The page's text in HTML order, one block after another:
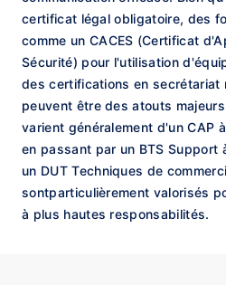
certificat légal obligatoire, des
comme un CACES (Certificat
Sécurité) pour l'utilisation
des certifications en secrétariat
peuvent être des atouts
varient généralement d'un CAP
en passant par un BTS Support
un DUT Techniques de
sontparticulièrement valorisés
à plus hautes responsabilités.